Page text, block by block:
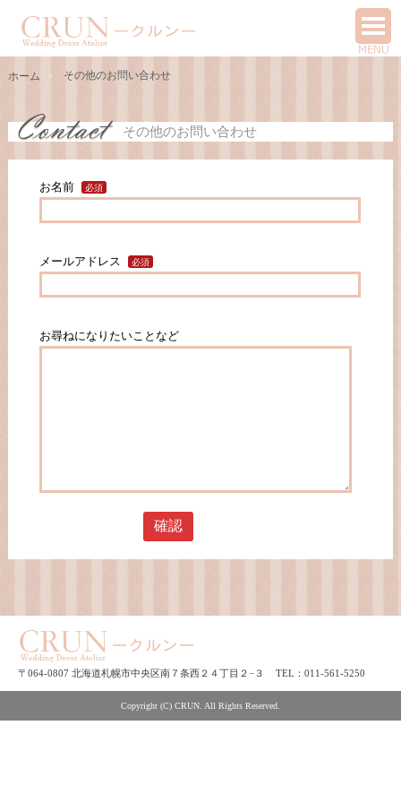
ホーム その他のお問い合わせ
その他のお問い合わせ
お名前
メールアドレス
お尋ねになりたいことなど
〒064-0807 北海道札幌市中央区南７条西２４丁目２−３ TEL：011-561-5250
Copyright (C) CRUN. All Rights Reserved.